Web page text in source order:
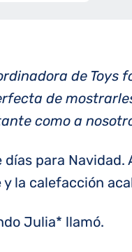
de Toys
de
como a
días para
la calefacción
Julia* llamó.